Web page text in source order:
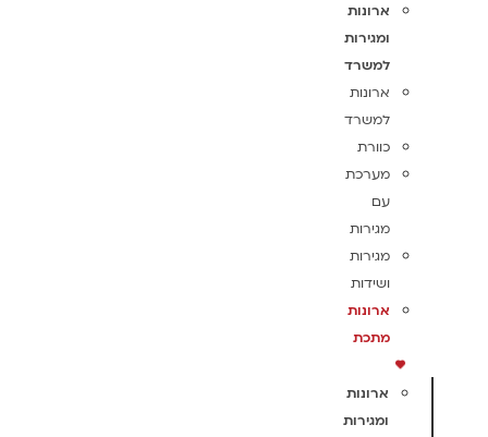
ארונות
ומגירות
למשרד
ארונות
למשרד
כוורת
מערכת
עם
מגירות
מגירות
ושידות
ארונות
מתכת
ארונות
ומגירות